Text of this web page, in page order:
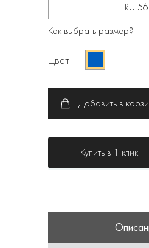
RU 56
Как выбрать размер?
Цвет:
Добавить в
Купить в 1 клик